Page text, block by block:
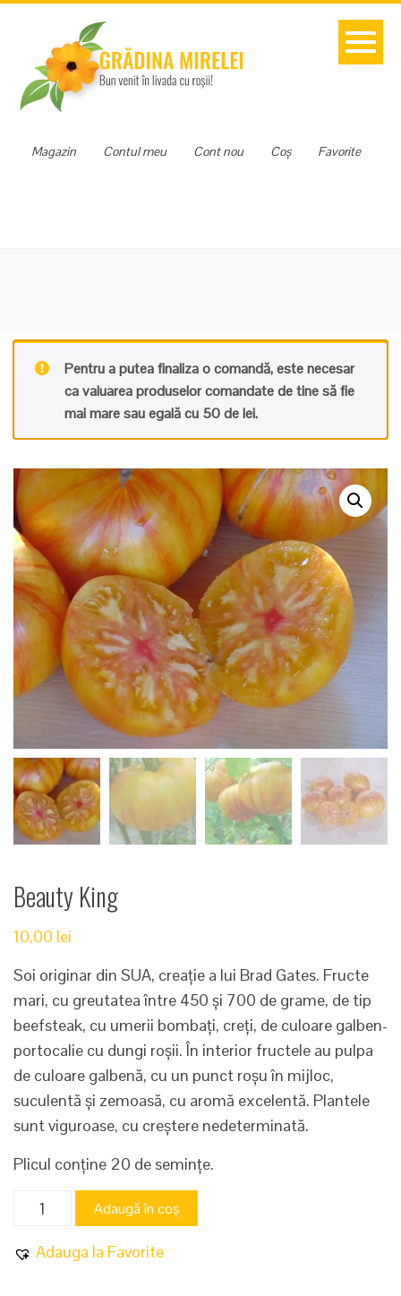
Favorite
Coș
Cont nou
Contul meu
Magazin
Pentru a putea finaliza o comandă, este necesar
ca valuarea produselor comandate de tine să fie
mai mare sau egală cu 50 de lei.
Beauty King
10,00 lei
Soi originar din SUA, creație a lui Brad Gates. Fructe
mari, cu greutatea între 450 și 700 de grame, de tip
beefsteak, cu umerii bombați, creți, de culoare galben-
portocalie cu dungi roșii. În interior fructele au pulpa
de culoare galbenă, cu un punct roșu în mijloc,
suculentă și zemoasă, cu aromă excelentă. Plantele
sunt viguroase, cu creștere nedeterminată.
Plicul conține 20 de semințe.
Cantitate
King
Adaugă în coș
Adauga la Favorite